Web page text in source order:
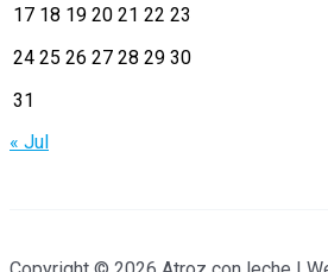
o
r
17 18 19 20 21 22 23
24 25 26 27 28 29 30
31
« Jul